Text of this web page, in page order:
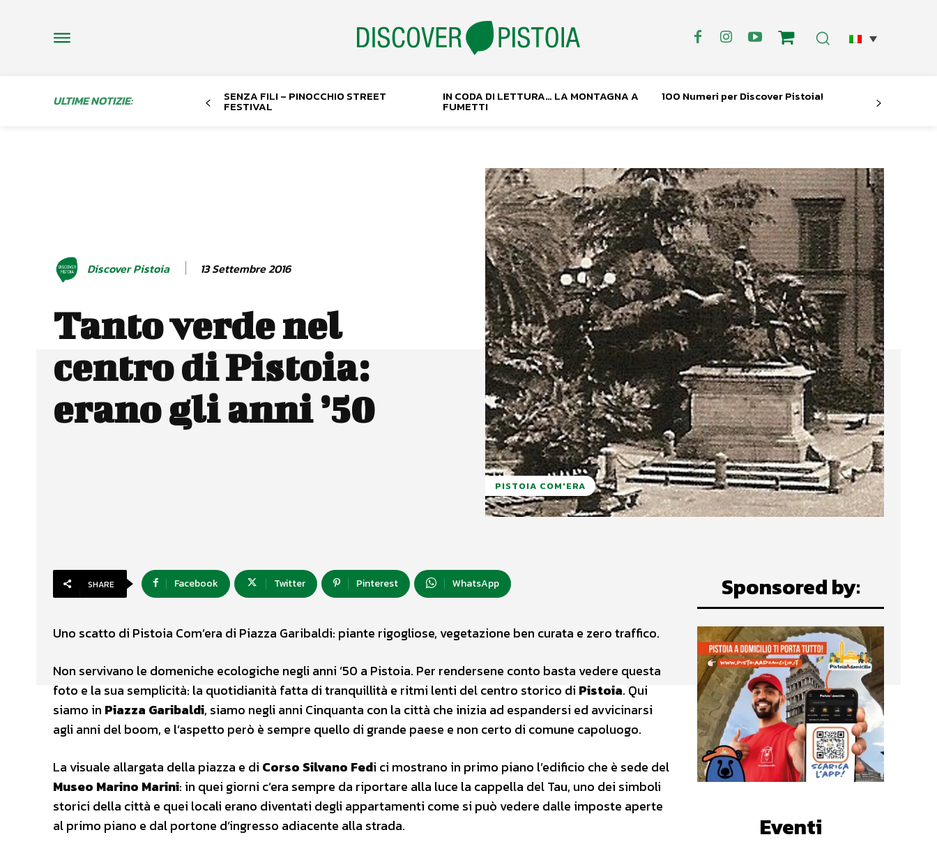
ULTIME NOTIZIE: SENZA FILI – PINOCCHIO STREET
FESTIVAL
IN CODA DI LETTURA… LA MONTAGNA A
FUMETTI
100 Numeri per Discover Pistoia!
Discover Pistoia 13 Settembre 2016
Tanto verde nel
centro di Pistoia:
erano gli anni ’50
PISTOIA COM'ERA
SHARE Facebook Twitter Pinterest WhatsApp
Uno scatto di Pistoia Com’era di Piazza Garibaldi: piante rigogliose, vegetazione ben curata e zero traffico.
Non servivano le domeniche ecologiche negli anni ’50 a Pistoia. Per rendersene conto basta vedere questa
foto e la sua semplicità: la quotidianità fatta di tranquillità e ritmi lenti del centro storico di Pistoia. Qui
siamo in Piazza Garibaldi, siamo negli anni Cinquanta con la città che inizia ad espandersi ed avvicinarsi
agli anni del boom, e l’aspetto però è sempre quello di grande paese e non certo di comune capoluogo.
La visuale allargata della piazza e di Corso Silvano Fedi ci mostrano in primo piano l’edificio che è sede del
Museo Marino Marini: in quei giorni c’era sempre da riportare alla luce la cappella del Tau, uno dei simboli
storici della città e quei locali erano diventati degli appartamenti come si può vedere dalle imposte aperte
al primo piano e dal portone d’ingresso adiacente alla strada.
Sponsored by:
Eventi